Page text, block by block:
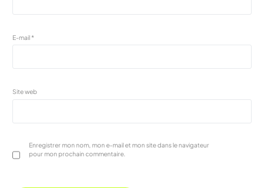
E-mail*
Site web
Enregistrer mon nom, mon e-mail et mon site dans le navigateur
pour mon prochain commentaire.